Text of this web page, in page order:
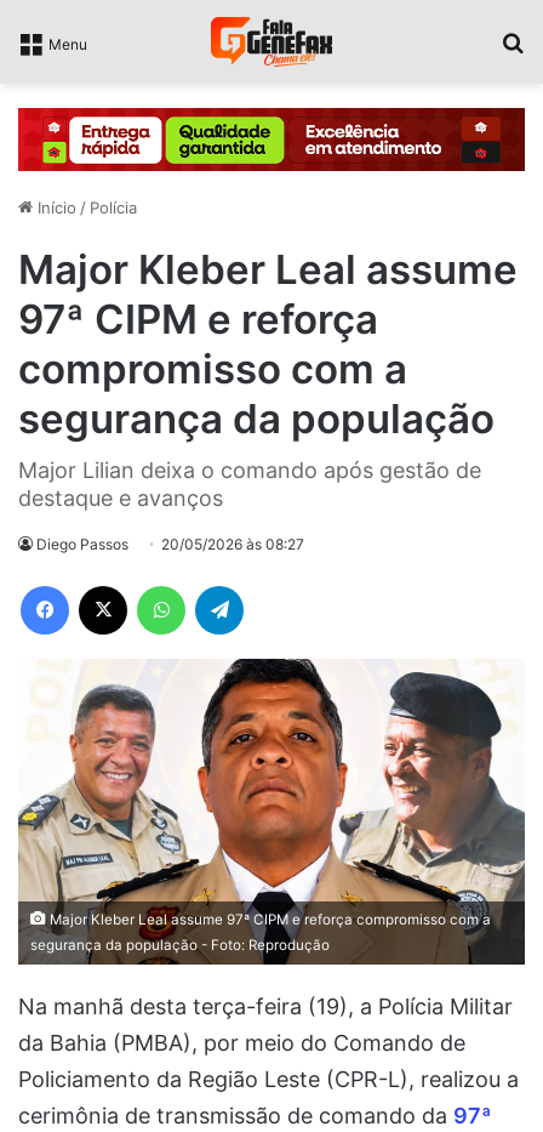
Menu
Início / Polícia
Major Kleber Leal assume
97ª CIPM e reforça
compromisso com a
segurança da população
Major Lilian deixa o comando após gestão de
destaque e avanços
Diego Passos 20/05/2026 às 08:27
Facebook WhatsApp
Major Kleber Leal assume 97ª CIPM e reforça compromisso com a
segurança da população - Foto: Reprodução
Na manhã desta terça-feira (19), a Polícia Militar
da Bahia (PMBA), por meio do Comando de
Policiamento da Região Leste (CPR-L), realizou a
cerimônia de transmissão de comando da 97ª